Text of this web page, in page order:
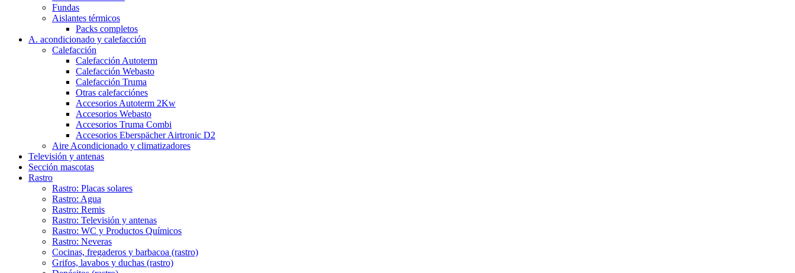
Fundas
Aislantes térmicos
Packs completos
A. acondicionado y calefacción
Calefacción
Calefacción Autoterm
Calefacción Webasto
Calefacción Truma
Otras calefacciónes
Accesorios Autoterm 2Kw
Accesorios Webasto
Accesorios Truma Combi
Accesorios Eberspächer Airtronic D2
Aire Acondicionado y climatizadores
Televisión y antenas
Sección mascotas
Rastro
Rastro: Placas solares
Rastro: Agua
Rastro: Remis
Rastro: Televisión y antenas
Rastro: WC y Productos Químicos
Rastro: Neveras
Cocinas, fregaderos y barbacoa (rastro)
Grifos, lavabos y duchas (rastro)